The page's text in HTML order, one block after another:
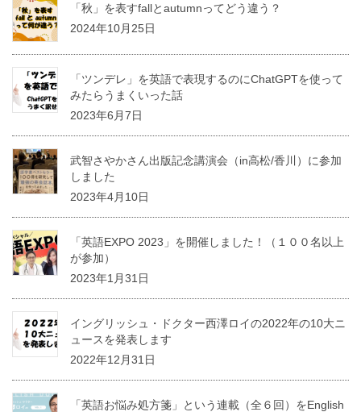
「秋」を表すfallとautumnってどう違う？
2024年10月25日
「ツンデレ」を英語で表現するのにChatGPTを使って
みたらうまくいった話
2023年6月7日
武智さやかさん出版記念講演会（in高松/香川）に参加
しました
2023年4月10日
「英語EXPO 2023」を開催しました！（１００名以上
が参加）
2023年1月31日
イングリッシュ・ドクター西澤ロイの2022年の10大ニ
ュースを発表します
2022年12月31日
「英語お悩み処方箋」という連載（全６回）をEnglish